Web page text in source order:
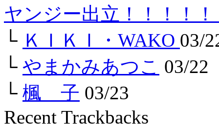
ヤンジー出立！！！！
└ ＫＩＫＩ・WAKO 03/
└ やまかみあつこ 03/22
└ 楓 子 03/23
Recent Trackbacks